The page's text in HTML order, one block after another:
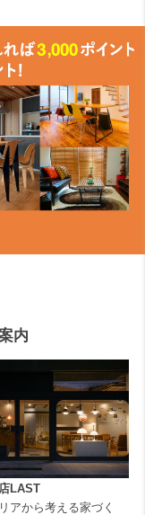
内
LAST
アから考える家づく